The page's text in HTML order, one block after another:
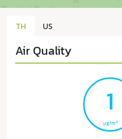
TH US
Air Quality
1
μg/m3